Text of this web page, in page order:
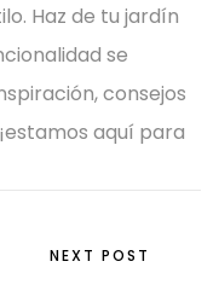
Haz de tu jardín
se
consejos
aquí para
SIGUIENTE
NEXT POST